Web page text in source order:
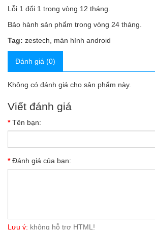
Lỗi 1 đổi 1 trong vòng 12 tháng.
Bảo hành sản phẩm trong vòng 24 tháng.
Tag: zestech màn hình android
Đánh giá (0)
Không có đánh giá cho sản phẩm này.
Viết đánh giá
Tên bạn:
Đánh giá của bạn:
Lưu ý: không hỗ trợ HTML!